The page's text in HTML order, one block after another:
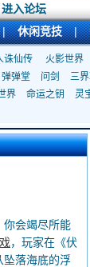
进入论坛
| 休闲竞技 |
诛仙传 火影世界
弹弹堂 问剑 三
界 命运之钥 灵
会竭尽所能
，玩家在《伏
坠落海底的浮